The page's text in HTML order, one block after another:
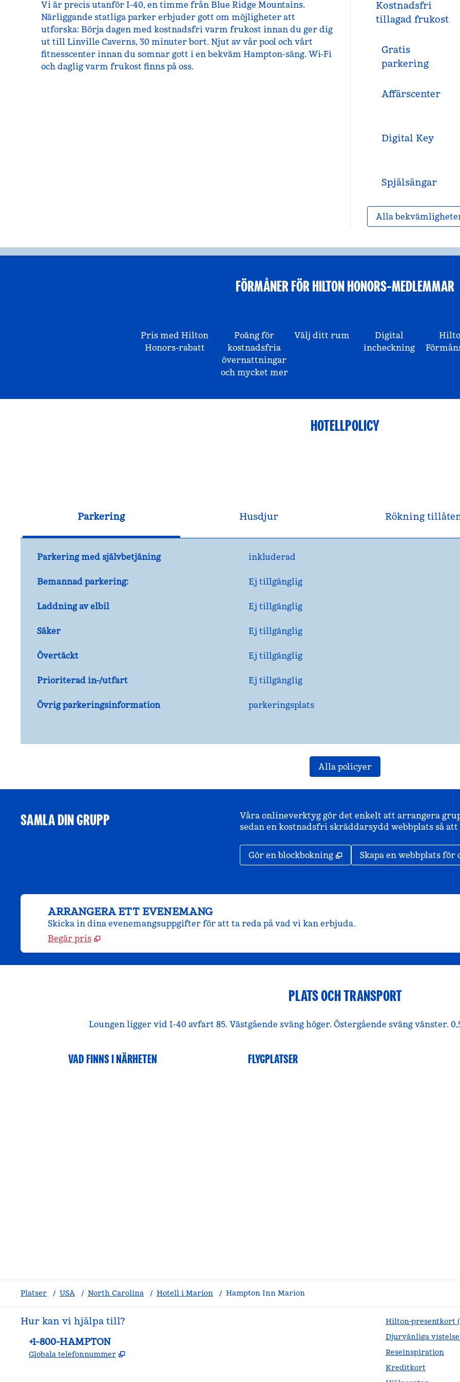
Vi är precis utanför I-40, en timme från Blue Ridge Mountains.
Närliggande statliga parker erbjuder gott om möjligheter att
utforska: Börja dagen med kostnadsfri varm frukost innan du ger dig
ut till Linville Caverns, 30 minuter bort. Njut av vår pool och vårt
fitnesscenter innan du somnar gott i en bekväm Hampton-säng. Wi-Fi
och daglig varm frukost finns på oss.
Kostnadsfri
tillagad frukost
Gratis
parkering
Affärscenter
Digital Key
Spjälsängar
Alla
FÖRMÅNER FÖR HILTON HONORS-MEDLEMMAR
Pris med Hilton
Honors-rabatt
Poäng för
kostnadsfria
övernattningar
och mycket mer
Välj ditt rum
Digital
incheckning
HOTELLPOLICY
Parkering Husdjur Rökning
Parkering med självbetjäning inkluderad
Bemannad parkering: Ej tillgänglig
Laddning av elbil Ej tillgänglig
Säker Ej tillgänglig
Övertäckt Ej tillgänglig
Prioriterad in-/utfart Ej tillgänglig
Övrig parkeringsinformation parkeringsplats
Alla policyer
SAMLA DIN GRUPP
Våra onlineverktyg gör det enkelt att arrangera
sedan en kostnadsfri skräddarsydd webbplats så
Gör en blockbokning , Öppnas i ny flik
Skapa en webbplats för
ARRANGERA ETT EVENEMANG
Skicka in dina evenemangsuppgifter för att ta reda på vad vi kan erbjuda.
Begär pris
PLATS OCH TRANSPORT
Loungen ligger vid I-40 avfart 85. Västgående sväng höger. Östergående sväng vänster.
VAD FINNS I NÄRHETEN FLYGPLATSER
Platser / USA / North Carolina / Hotell i Marion / Hampton Inn Marion
Hur kan vi hjälpa till?
Telefon:
+1-800-HAMPTON
Globala telefonnummer ,
Hilton-presentkort
Djurvänliga
Reseinspiration
Kreditkort